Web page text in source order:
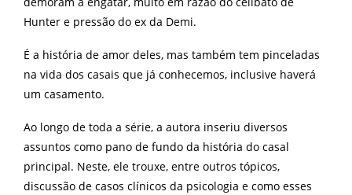
Hunter e pressão do ex da Demi.
É a história de amor deles, mas também tem pinceladas
na vida dos casais que já conhecemos, inclusive haverá
um casamento.
Ao longo de toda a série, a autora inseriu diversos
assuntos como pano de fundo da história do casal
principal. Neste, ele trouxe, entre outros tópicos,
discussão de casos clínicos da psicologia e como esses